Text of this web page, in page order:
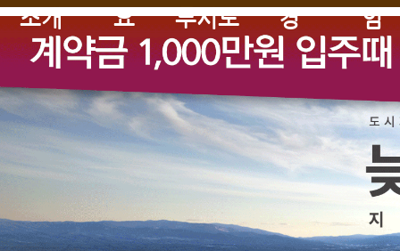
소개
요
투시도
경
엄